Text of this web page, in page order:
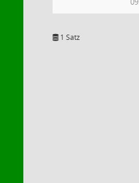
1 Satz